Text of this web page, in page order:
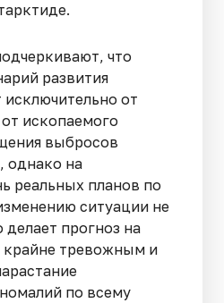
что
развития
от
ископаемого
выбросов
однако на
реальных планов по
ситуации не
делает прогноз на
тревожным и
по всему